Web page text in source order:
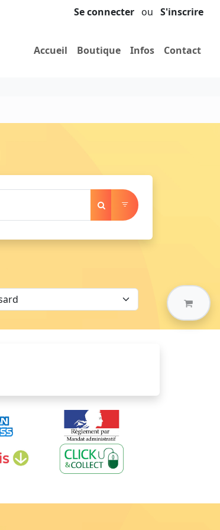
Se connecter ou S'inscrire
Accueil Boutique Infos Contact